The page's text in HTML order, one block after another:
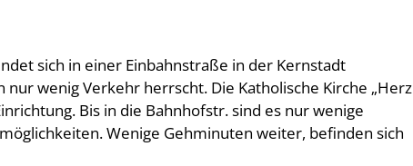
sich in einer Einbahnstraße in der Kernstadt
wenig Verkehr herrscht. Die Katholische Kirche „Herz
Bis in die Bahnhofstr. sind es nur wenige
Wenige Gehminuten weiter, befinden sich